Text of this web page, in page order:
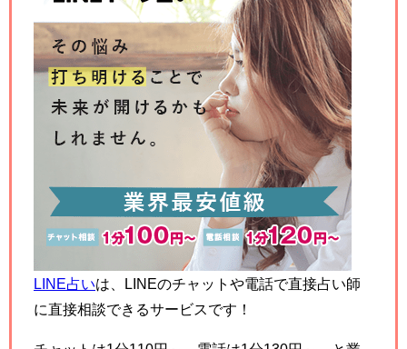
LINE占いは、LINEのチャットや電話で直接占い師
に直接相談できるサービスです！